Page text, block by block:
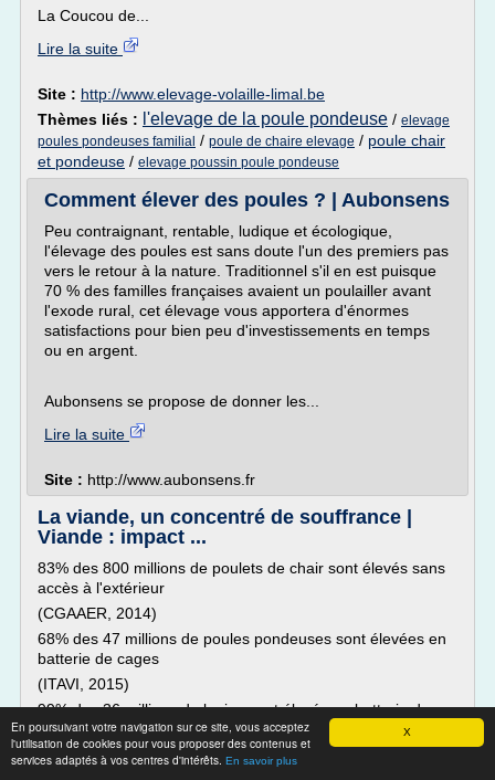
X
En poursuivant votre navigation sur ce site, vous acceptez
l'utilisation de cookies pour vous proposer des contenus et
services adaptés à vos centres d'intérêts. En savoir plus
La Coucou de...
Lire la suite
Site : http://www.elevage-volaille-limal.be
Thèmes liés : l'elevage de la poule pondeuse / elevage
poules pondeuses familial / poule de chaire elevage / poule chair
et pondeuse / elevage poussin poule pondeuse
Comment élever des poules ? | Aubonsens
Peu contraignant, rentable, ludique et écologique,
l'élevage des poules est sans doute l'un des premiers pas
vers le retour à la nature. Traditionnel s'il en est puisque
70 % des familles françaises avaient un poulailler avant
l'exode rural, cet élevage vous apportera d'énormes
satisfactions pour bien peu d'investissements en temps
ou en argent.
Aubonsens se propose de donner les...
Lire la suite
Site : http://www.aubonsens.fr
La viande, un concentré de souffrance |
Viande : impact ...
83% des 800 millions de poulets de chair sont élevés sans
accès à l'extérieur
(CGAAER, 2014)
68% des 47 millions de poules pondeuses sont élevées en
batterie de cages
(ITAVI, 2015)
99% des 36 millions de lapins sont élevés en batterie de
cages
(ITAVI, 2006)